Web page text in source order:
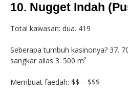
10. Nugget Indah
Total kawasan: dua. 419
Seberapa tumbuh kasinonya? 37.
sangkar alias 3. 500 m²
Membuat faedah: $$ – $$$